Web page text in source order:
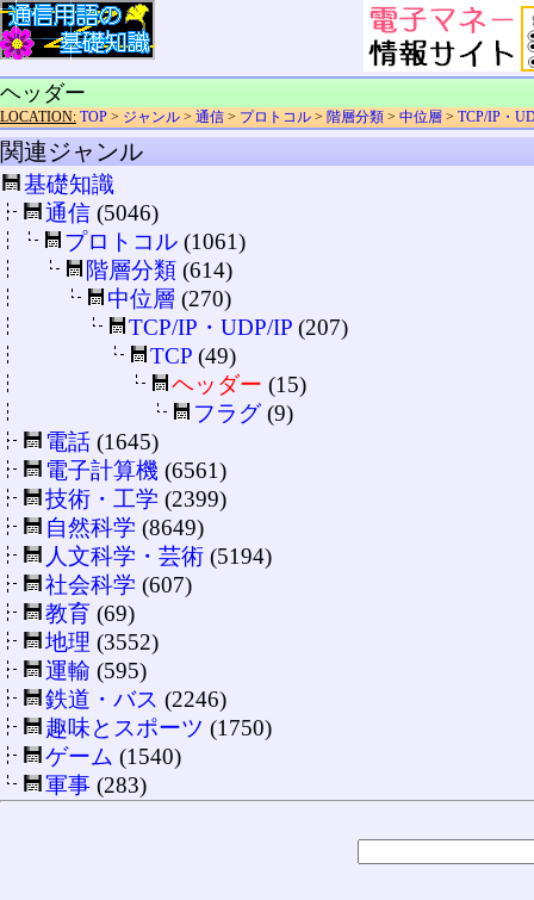
ヘッダー
LOCATION: TOP > ジャンル > 通信 > プロトコル > 階層分類 > 中位層 > TCP/IP・
関連ジャンル
基礎知識
通信 (5046)
プロトコル (1061)
階層分類 (614)
中位層 (270)
TCP/IP・UDP/IP (207)
TCP (49)
ヘッダー (15)
フラグ(9)
電話 (1645)
電子計算機 (6561)
技術・工学 (2399)
自然科学 (8649)
人文科学・芸術 (5194)
社会科学 (607)
教育 (69)
地理 (3552)
運輸 (595)
鉄道・バス (2246)
趣味とスポーツ (1750)
ゲーム (1540)
軍事 (283)